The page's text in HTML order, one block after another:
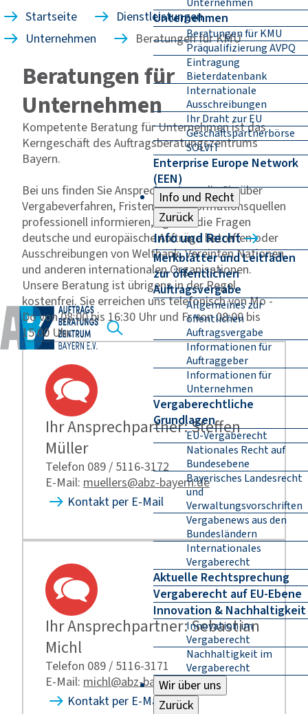
Unternehmen
Beratungen für KMU
Präqualifizierung AVPQ
Eintragung
Bieterdatenbank
Internationale
Ausschreibungen
Ihr Draht zur EU
Geschäftspartnerbörse
SOLVIT
Enterprise Europe Network
(EEN)
Info und Recht
Zurück
Info und Recht
Merkblätter und Leitfäden
zur öffentlichen
Auftragsvergabe
Allgemeines zur
öffentlichen
Auftragsvergabe
Informationen für
Auftraggeber
Informationen für
Unternehmen
Vergaberechtliche
Grundlagen
EU-Vergaberecht
Nationales Recht auf
Bundesebene
Bayerisches Landesrecht
und
Verwaltungsvorschriften
Vergabenews aus den
Bundesländern
Internationales
Vergaberecht
Aktuelle Rechtsprechung
Vergaberecht auf EU-Ebene
Innovation & Nachhaltigkeit
Innovation im
Vergaberecht
Nachhaltigkeit im
Vergaberecht
Wir über uns
Zurück
Startseite
Dienstleistungen
Unternehmen
Beratungen für KMU
Beratungen für
Unternehmen
Kompetente Beratung für Unternehmen ist das
Kerngeschäft des Auftragsberatungszentrums
Bayern.
Bei uns finden Sie Ansprechpartner, die Sie über
Vergabeverfahren, Fristen, und Informationsquellen
professionell informieren, egal ob die Fragen
deutsche und europäische Aufträge betreffen oder
Ausschreibungen von Weltbank, Vereinten Nationen
und anderen internationalen Organisationen.
Unsere Beratung ist übrigens in der Regel
kostenfrei. Sie erreichen uns telefonisch von Mo -
Do von 08:00 bis 16:30 Uhr und Fr von 08:00 bis
15:00 Uhr.
Ihr Ansprechpartner: Steffen
Müller
Telefon 089 / 5116-3172
E-Mail: muellers@abz-bayern.de
Kontakt per E-Mail
Ihr Ansprechpartner: Sebastian
Michl
Telefon 089 / 5116-3171
E-Mail: michl@abz-bayern.de
Kontakt per E-Mail